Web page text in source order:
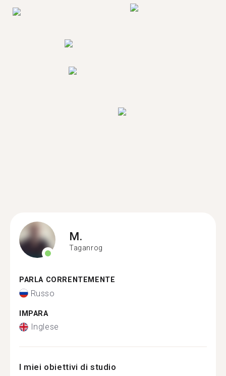
M.
Taganrog
PARLA CORRENTEMENTE
Russo
IMPARA
Inglese
I miei obiettivi di studio